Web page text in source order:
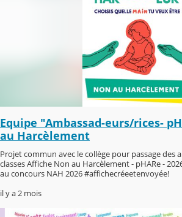
Equipe "Ambassad-eurs/rices-
au Harcèlement
Projet commun avec le collège pour passage des
classes Affiche Non au Harcèlement - pHARe -
au concours NAH 2026 #affichecréeetenvoyée!
il y a 2 mois